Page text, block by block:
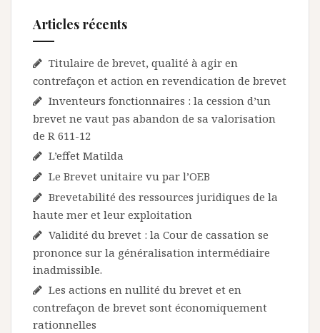
Articles récents
Titulaire de brevet, qualité à agir en
contrefaçon et action en revendication de brevet
Inventeurs fonctionnaires : la cession d’un
brevet ne vaut pas abandon de sa valorisation
de R 611-12
L’effet Matilda
Le Brevet unitaire vu par l’OEB
Brevetabilité des ressources juridiques de la
haute mer et leur exploitation
Validité du brevet : la Cour de cassation se
prononce sur la généralisation intermédiaire
inadmissible.
Les actions en nullité du brevet et en
contrefaçon de brevet sont économiquement
rationnelles